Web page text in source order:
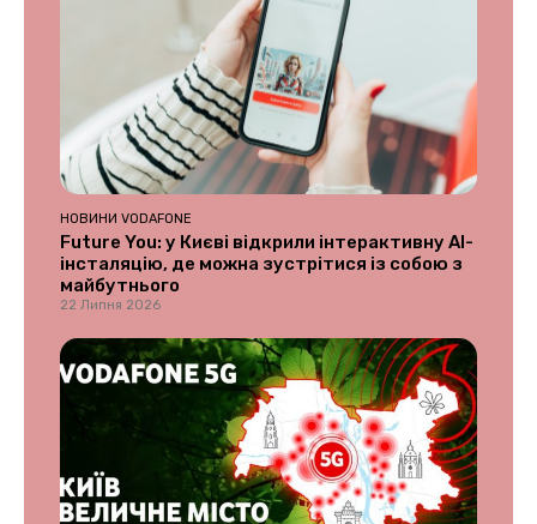
НОВИНИ VODAFONE
Future You: у Києві відкрили інтерактивну AI-
інсталяцію, де можна зустрітися із собою з
майбутнього
22 Липня 2026